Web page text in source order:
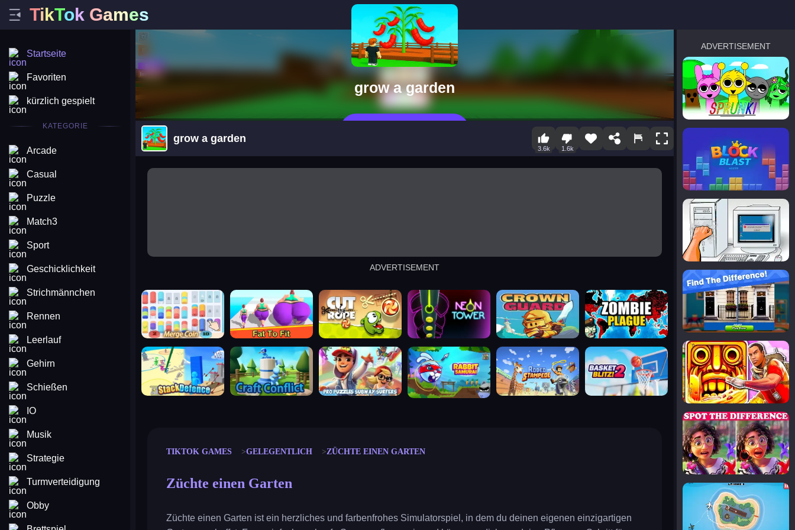
TikTok Games
Startseite
Favoriten
kürzlich gespielt
KATEGORIE
Arcade
Casual
Puzzle
Match3
Sport
Geschicklichkeit
Strichmännchen
Rennen
Leerlauf
Gehirn
Schießen
IO
Musik
Strategie
Turmverteidigung
Obby
grow a garden
grow a garden
3.6k 1.6k
arena king
ADVERTISEMENT
merge coin fat to fit cut the rope neon tower crown guard zombie plague
stack defence craft conflict subway surfers rabbit samurai rodeo stampede basket blitz
TIKTOK GAMES GELEGENTLICH ZÜCHTE EINEN GARTEN
Züchte einen Garten
Züchte einen Garten ist ein herzliches und farbenfrohes Simulatorspiel, in dem du deinen eigenen einzigartigen
ADVERTISEMENT
sprunki
Blocky Blast!
smash it
notice the difference
temple run 2
spot the differences
silly sky